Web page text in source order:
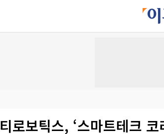
티로보틱스, ‘스마트테크